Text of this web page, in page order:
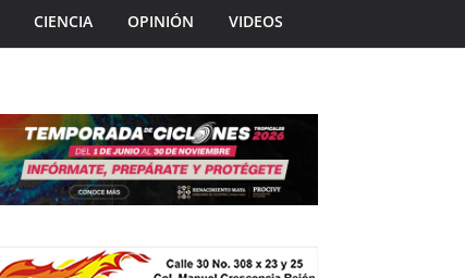
CIENCIA OPINIÓN VIDEOS